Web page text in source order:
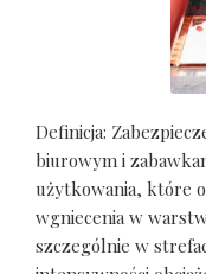
Definicja:
biurowym i
użytkowania, które
wgniecenia w
szczególnie w